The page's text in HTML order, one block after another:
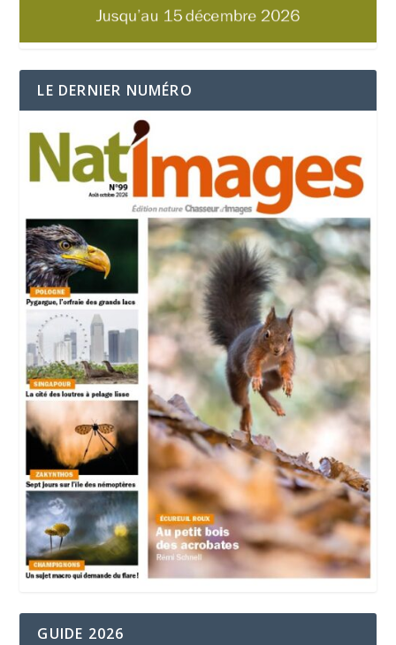
LE DERNIER NUMÉRO
GUIDE 2026